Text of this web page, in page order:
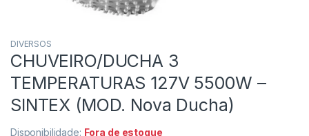
DIVERSOS
CHUVEIRO/DUCHA 3
TEMPERATURAS 127V 5500W –
SINTEX (MOD. Nova Ducha)
Disponibilidade: Fora de estoque